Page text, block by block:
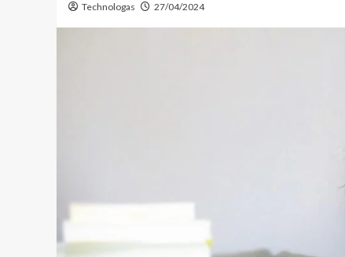
Technologas 27/04/2024